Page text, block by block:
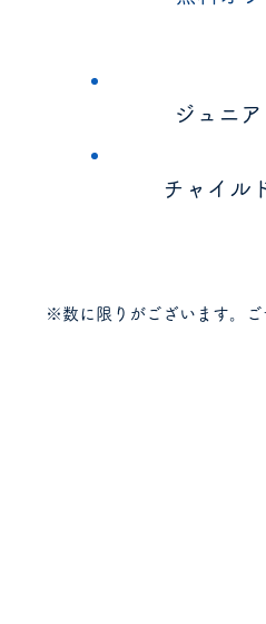
ジュニ
チャイル
※数に限りがございます。